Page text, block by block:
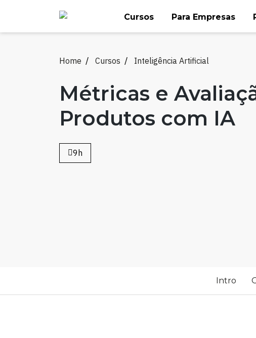
content
Cursos Para Empresas
Home Cursos Inteligência Artificial
Métricas e
Produtos com IA
9h
Intro